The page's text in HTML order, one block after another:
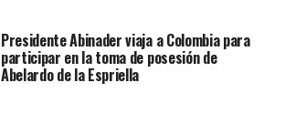
Presidente Abinader viaja a Colombia para
participar en la toma de posesión de
Abelardo de la Espriella